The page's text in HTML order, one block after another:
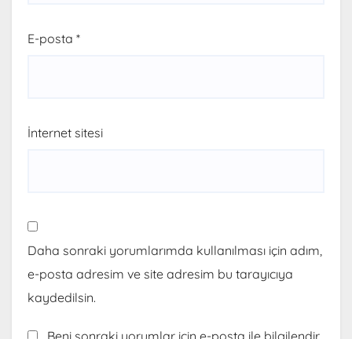
E-posta *
İnternet sitesi
Daha sonraki yorumlarımda kullanılması için adım,
e-posta adresim ve site adresim bu tarayıcıya
kaydedilsin.